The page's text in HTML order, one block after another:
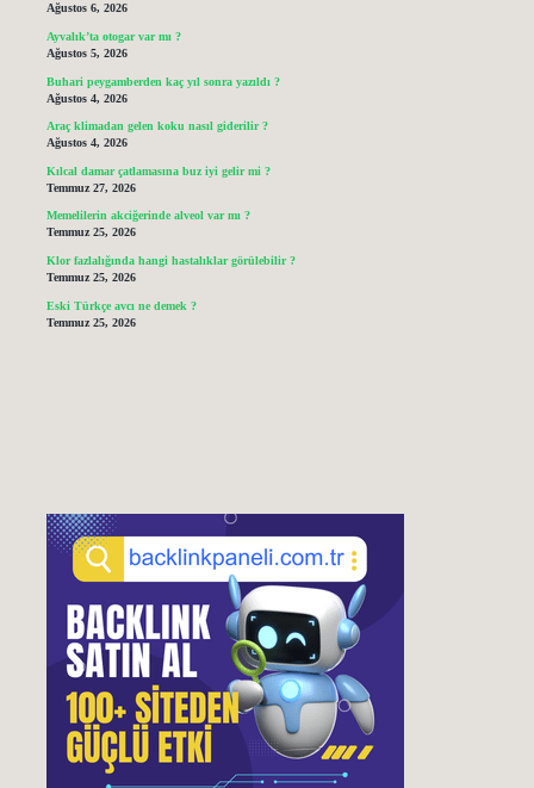
Ağustos 6, 2026
Ayvalık’ta otogar var mı ?
Ağustos 5, 2026
Buhari peygamberden kaç yıl sonra yazıldı ?
Ağustos 4, 2026
Araç klimadan gelen koku nasıl giderilir ?
Ağustos 4, 2026
Kılcal damar çatlamasına buz iyi gelir mi ?
Temmuz 27, 2026
Memelilerin akciğerinde alveol var mı ?
Temmuz 25, 2026
Klor fazlalığında hangi hastalıklar görülebilir ?
Temmuz 25, 2026
Eski Türkçe avcı ne demek ?
Temmuz 25, 2026